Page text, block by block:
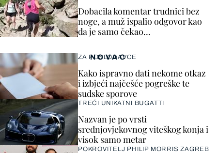
Dobacila komentar trudnici bez
noge, a muž ispalio odgovor kao
da je samo čekao…
NOVAC
ZA POSLODAVCE
Kako ispravno dati nekome otkaz
i izbjeći najčešće pogreške te
sudske sporove
TREĆI UNIKATNI BUGATTI
Nazvan je po vrsti
srednjovjekovnog viteškog konja i
visok samo metar
POKROVITELJ PHILIP MORRIS ZAGREB